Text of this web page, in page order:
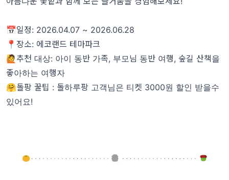
📅일정: 2026.04.07 ~ 2026.06.28
📍장소: 에코랜드 테마파크
🙋추천 대상: 아이 동반 가족, 부모님 동반 여행, 숲길 산책을
좋아하는 여행자
🤗돌팡 꿀팁 : 돌하루팡 고객님은 티켓 3000원 할인 받을수
있어요!